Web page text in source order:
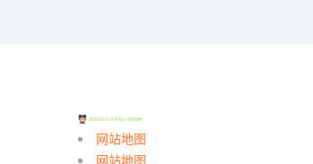
网站地图
网站地图